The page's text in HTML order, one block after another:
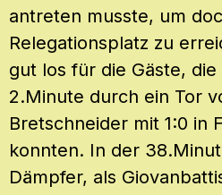
antreten musste, um
Relegationsplatz zu
gut los für die Gäste,
2.Minute durch ein Tor
Bretschneider mit 1:0 in
konnten. In der
Dämpfer, als